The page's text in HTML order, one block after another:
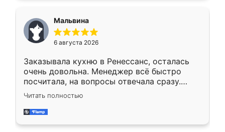
меньше, здесь же он более разнообразный.
Мне нравится ,если что-то потребуется из
мебели буду заказывать только здесь.
Мальвина
6 августа 2026
Заказывала кухню в Ренессанс, осталась
очень довольна. Менеджер всё быстро
посчитала, на вопросы отвечала сразу.
Замерщик приехал в субботу, подошёл к
делу со всей ответственностью. Собрали
за день, ребята работали аккуратно, даже
Читать полностью